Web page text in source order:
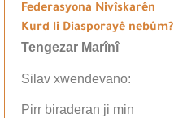
Federasyona Nivîskarên
Kurd li Diasporayê nebûm?
Tengezar Marînî
Silav xwendevano:
Pirr biraderan ji min